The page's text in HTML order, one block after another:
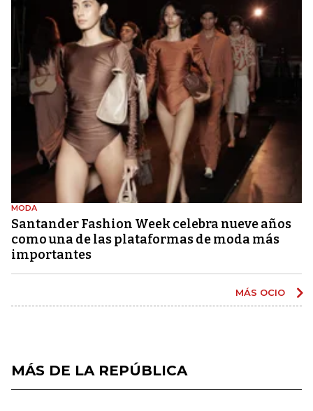
MODA
Santander Fashion Week celebra nueve años
como una de las plataformas de moda más
importantes
MÁS OCIO
MÁS DE LA REPÚBLICA